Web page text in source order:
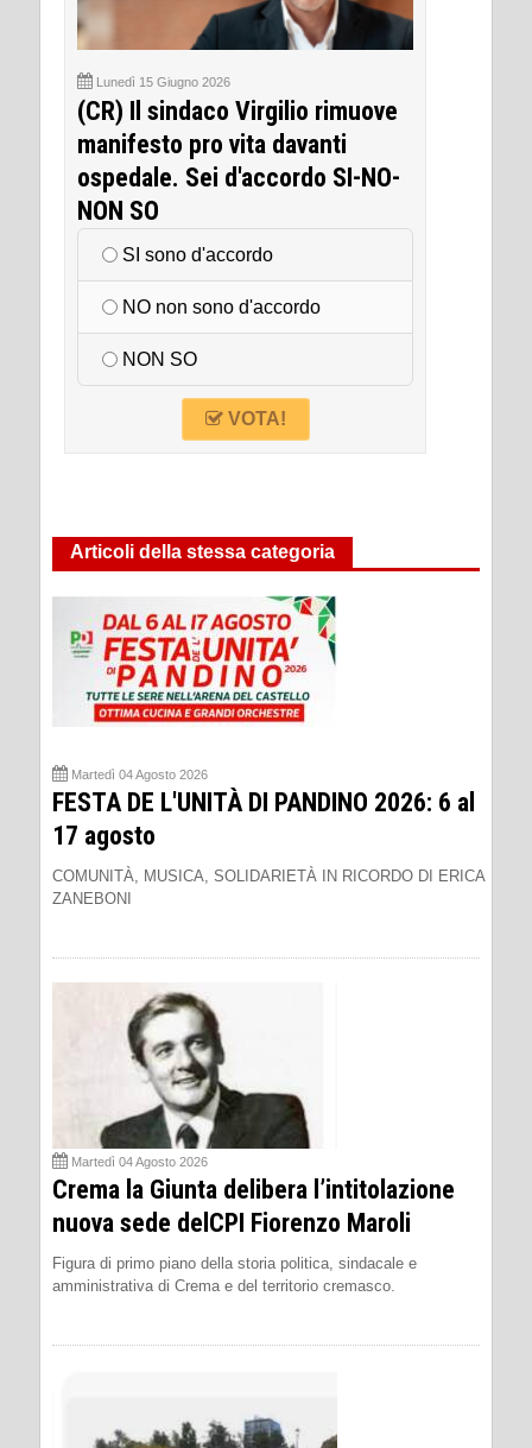
Lunedì 15 Giugno 2026
(CR) Il sindaco Virgilio rimuove
manifesto pro vita davanti
ospedale. Sei d'accordo SI-NO-
NON SO
SI sono d'accordo
NO non sono d'accordo
NON SO
VOTA!
Articoli della stessa categoria
Martedì 04 Agosto 2026
FESTA DE L'UNITÀ DI PANDINO 2026: 6 al
17 agosto
COMUNITÀ, MUSICA, SOLIDARIETÀ IN RICORDO DI ERICA
ZANEBONI
Martedì 04 Agosto 2026
Crema la Giunta delibera l’intitolazione
nuova sede delCPI Fiorenzo Maroli
Figura di primo piano della storia politica, sindacale e
amministrativa di Crema e del territorio cremasco.